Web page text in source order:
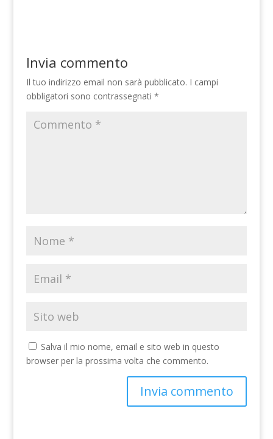
Invia commento
Il tuo indirizzo email non sarà pubblicato. I campi
obbligatori sono contrassegnati *
Salva il mio nome, email e sito web in questo
browser per la prossima volta che commento.